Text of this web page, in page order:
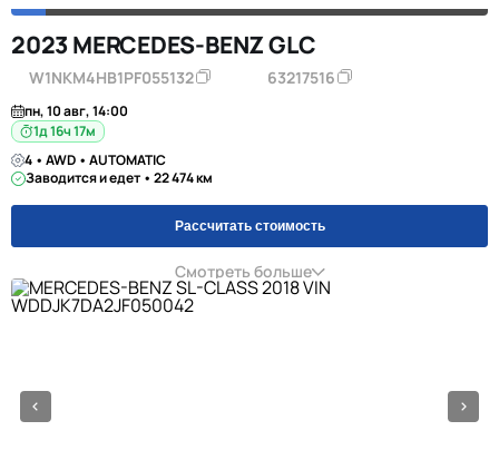
2023 MERCEDES-BENZ GLC
W1NKM4HB1PF055132 63217516
пн, 10 авг, 14:00
1д 16ч 17м
4 • AWD • AUTOMATIC
Заводится и едет • 22 474 км
Рассчитать стоимость
Смотреть больше